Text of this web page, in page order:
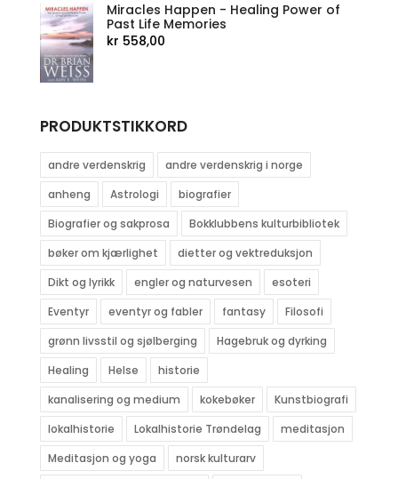
Miracles Happen - Healing Power of
Past Life Memories
kr 558,00
PRODUKTSTIKKORD
andre verdenskrig
andre verdenskrig i norge
anheng
Astrologi
biografier
Biografier og sakprosa
Bokklubbens kulturbibliotek
bøker om kjærlighet
dietter og vektreduksjon
Dikt og lyrikk
engler og naturvesen
esoteri
Eventyr
eventyr og fabler fantasy
Filosofi
grønn livsstil og sjølberging
Hagebruk og dyrking
Healing
Helse
historie
kanalisering og medium
kokebøker
Kunstbiografi
lokalhistorie
Lokalhistorie Trøndelag
meditasjon
Meditasjon og yoga
norsk kulturarv